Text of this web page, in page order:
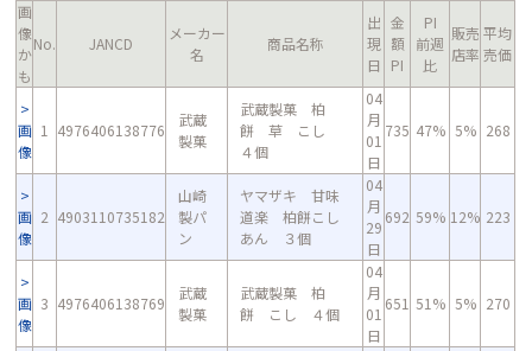
画
像
か
も
No. JANCD
メーカー
名
商品名称
出
現
日
金
額
PI
PI
前週
比
販売
店率
平均
売価
画
像
1 4976406138776
武蔵
製菓
武蔵製菓 柏
餅 草 こし
４個
04
月
01
日
735 47% 5% 268
画
像
2 4903110735182
山崎
製パ
ン
ヤマザキ 甘味
道楽 柏餅こし
あん ３個
04
月
29
日
692 59% 12% 223
画
像
3 4976406138769
武蔵
製菓
武蔵製菓 柏
餅 こし ４個
04
月
01
日
651 51% 5% 270